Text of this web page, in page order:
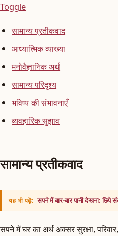
Toggle
सामान्य प्रतीकवाद
आध्यात्मिक व्याख्या
मनोवैज्ञानिक अर्थ
सामान्य परिदृश्य
भविष्य की संभावनाएँ
व्यवहारिक सुझाव
सामान्य प्रतीकवाद
यह भी पढ़ें: सपने में बार-बार पानी देखना:
सपने में घर का अर्थ अक्सर सुरक्षा,